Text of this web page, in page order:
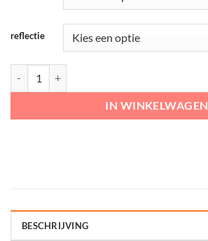
reflectie
IN WINKELWAGEN
BESCHRIJVING